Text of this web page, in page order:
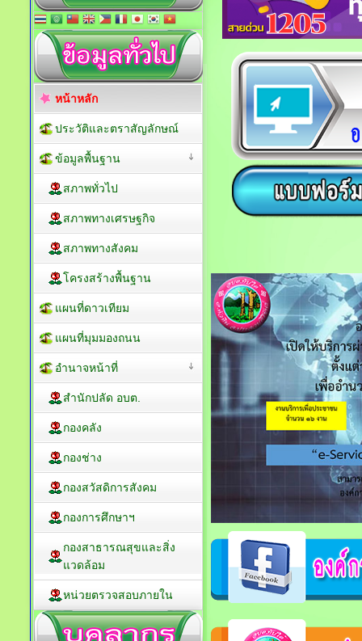
หน้าหลัก
ประวัติและตราสัญลักษณ์
ข้อมูลพื้นฐาน
สภาพทั่วไป
สภาพทางเศรษฐกิจ
สภาพทางสังคม
โครงสร้างพื้นฐาน
แผนที่ดาวเทียม
แผนที่มุมมองถนน
อำนาจหน้าที่
สำนักปลัด อบต.
กองคลัง
กองช่าง
กองสวัสดิการสังคม
กองการศึกษาฯ
กองสาธารณสุขและสิ่ง
แวดล้อม
หน่วยตรวจสอบภายใน